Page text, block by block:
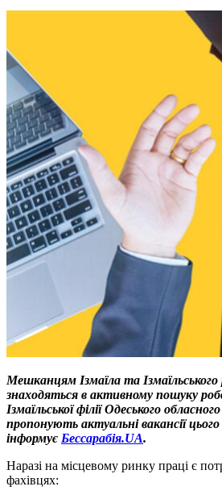
Мешканцям Ізмаїла та Ізмаїльського
знаходяться в активному пошуку
Ізмаїльської філії Одеського
пропонують актуальні вакансії
інформує Бессарабія.UA.
Наразі на місцевому ринку праці є
фахівцях: